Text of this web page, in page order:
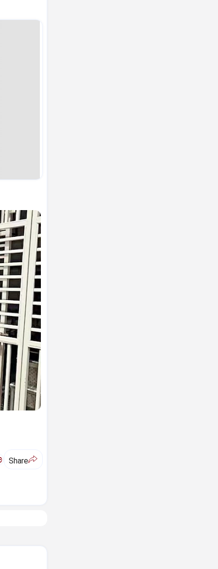
Share